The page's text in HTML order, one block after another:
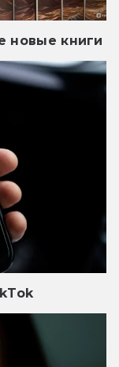
новые книги